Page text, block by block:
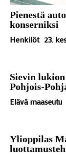
Pienestä
konserniksi
Henkilöt 23.
Sievin
Pohjois-
Elävä maaseutu
Ylioppilas